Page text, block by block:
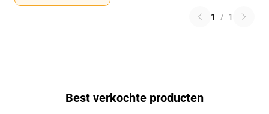
1 / 1
Best verkochte producten